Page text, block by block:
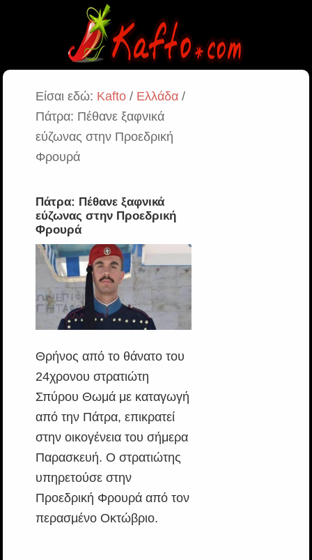
Είσαι εδώ: Kafto/ Ελλάδα/
Πάτρα: Πέθανε ξαφνικά
εύζωνας στην Προεδρική
Φρουρά
Πάτρα: Πέθανε ξαφνικά
εύζωνας στην Προεδρική
Φρουρά
Θρήνος από το θάνατο του
24χρονου στρατιώτη
Σπύρου Θωμά με καταγωγή
από την Πάτρα, επικρατεί
στην οικογένεια του σήμερα
Παρασκευή. Ο στρατιώτης
υπηρετούσε στην
Προεδρική Φρουρά από τον
περασμένο Οκτώβριο.